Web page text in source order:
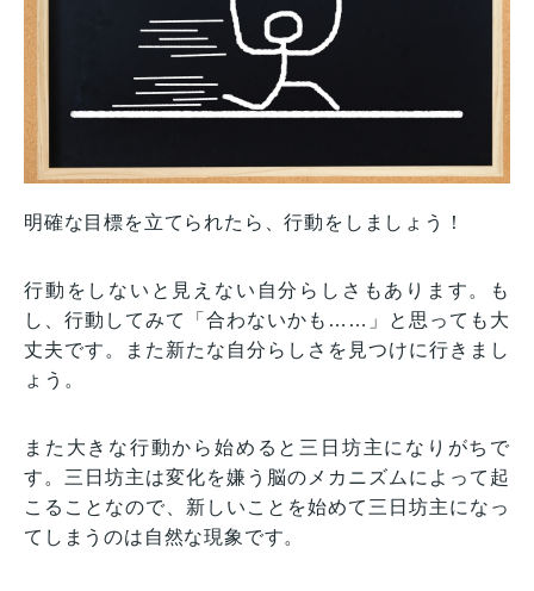
明確な目標を立てられたら、行動をしましょう！
行動をしないと見えない自分らしさもあります。も
し、行動してみて「合わないかも……」と思っても大
丈夫です。また新たな自分らしさを見つけに行きまし
ょう。
また大きな行動から始めると三日坊主になりがちで
す。三日坊主は変化を嫌う脳のメカニズムによって起
こることなので、新しいことを始めて三日坊主になっ
てしまうのは自然な現象です。